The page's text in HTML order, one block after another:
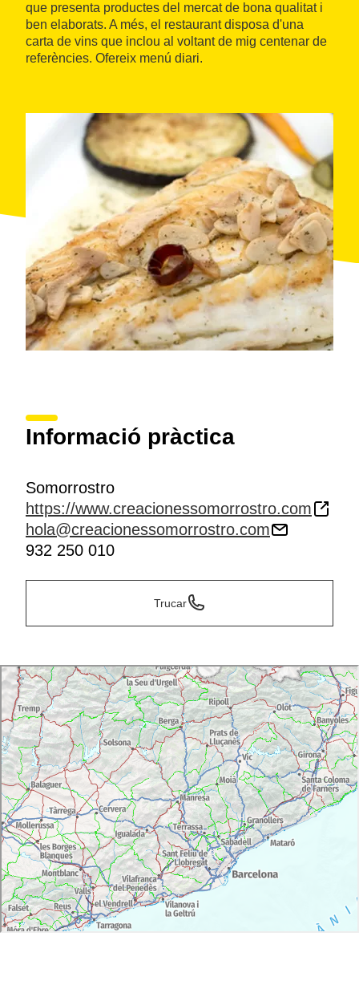
que presenta productes del mercat de bona qualitat i
ben elaborats. A més, el restaurant disposa d'una
carta de vins que inclou al voltant de mig centenar de
referències. Ofereix menú diari.
Informació pràctica
Somorrostro
https://www.creacionessomorrostro.com
hola@creacionessomorrostro.com
932 250 010
Trucar